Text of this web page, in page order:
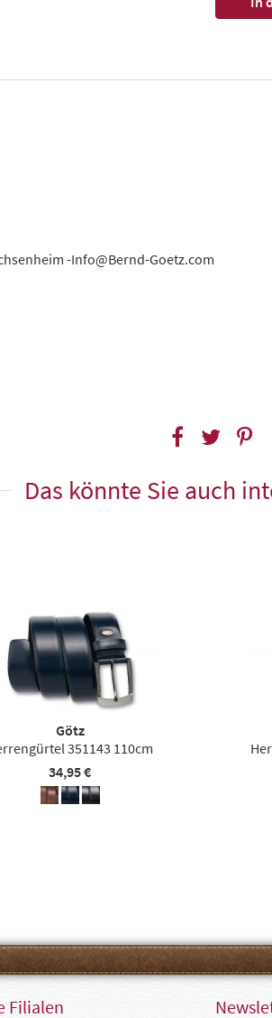
-Info@Bernd-Goetz.com
Das könnte Sie auch
Götz
351143 110cm
34,95 €
Filialen